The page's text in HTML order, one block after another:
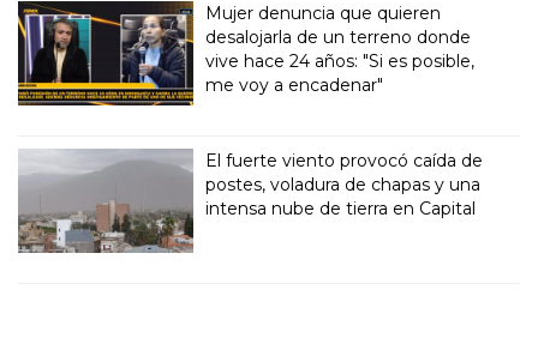
Mujer denuncia que quieren
desalojarla de un terreno donde
vive hace 24 años: "Si es posible,
me voy a encadenar"
El fuerte viento provocó caída de
postes, voladura de chapas y una
intensa nube de tierra en Capital